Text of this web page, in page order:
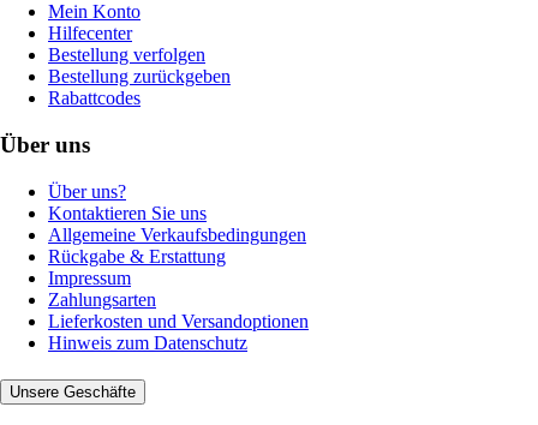
Mein Konto
Hilfecenter
Bestellung verfolgen
Bestellung zurückgeben
Rabattcodes
Über uns
Über uns?
Kontaktieren Sie uns
Allgemeine Verkaufsbedingungen
Rückgabe & Erstattung
Impressum
Zahlungsarten
Lieferkosten und Versandoptionen
Hinweis zum Datenschutz
Unsere Geschäfte